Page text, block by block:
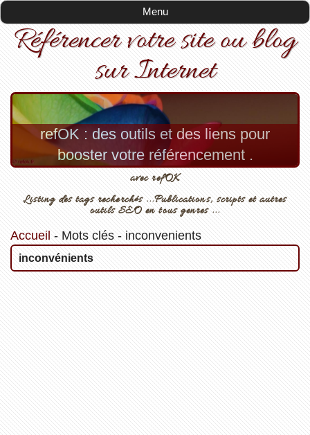
Menu
Référencer votre site ou blog
sur Internet
refOK : des outils et des liens pour
booster votre référencement .
avec refOK
Listing des tags recherchés ...Publications, scripts et autres
outils SEO en tous genres ...
Accueil - Mots clés- inconvenients
inconvénients